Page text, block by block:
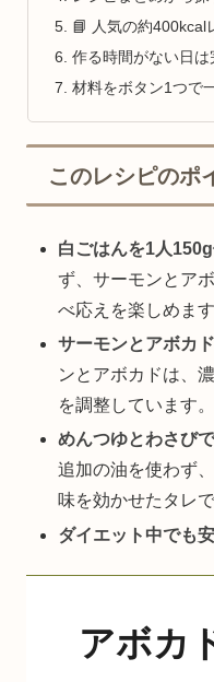
📘 人気の約400kcal
作る時間がない日は
材料をボタン1つで
このレシピのポ
白ごはんを1人150g
ず、サーモンとア
べ応えを楽しめます
サーモンとアボカ
ンとアボカドは、
を調整しています。
めんつゆとわさび
追加の油を使わず
味を効かせたタレ
ダイエット中でも
アボカ